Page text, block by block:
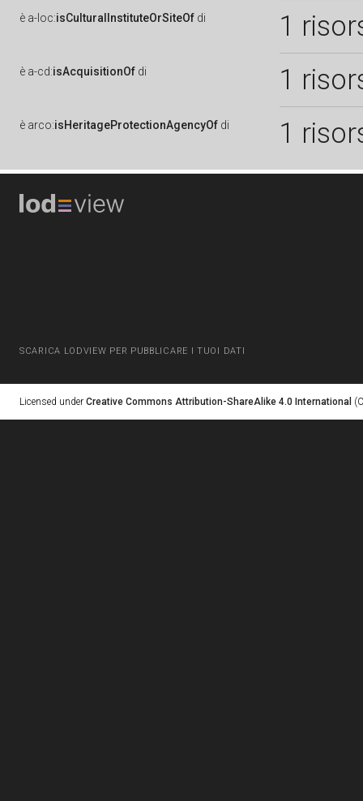
è a-loc:isCulturalInstituteOrSiteOf di 1
è a-cd:isAcquisitionOf di 1
è arco:isHeritageProtectionAgencyOf di 1
SCARICA LODVIEW PER PUBBLICARE I TUOI DATI
Licensed under Creative Commons Attribution-ShareAlike 4.0 International